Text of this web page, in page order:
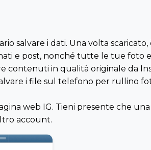
salvare i dati. Una volta scaricato,
e post, nonché tutte le tue foto
contenuti in qualità originale da
i file sul telefono per rullino
web IG. Tieni presente che
account.